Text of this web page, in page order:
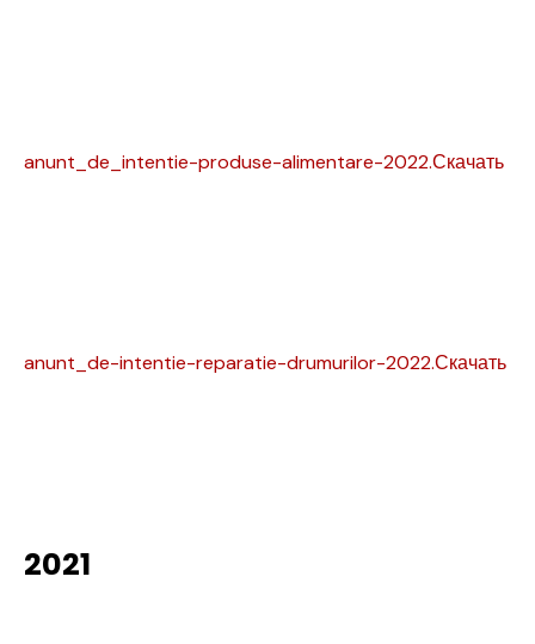
anunt_de_intentie-produse-alimentare-2022.Скачать
anunt_de-intentie-reparatie-drumurilor-2022.Скачать
2021